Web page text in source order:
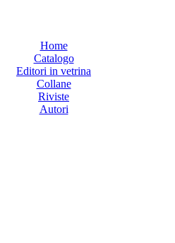
Home
Catalogo
Editori in vetrina
Collane
Riviste
Autori